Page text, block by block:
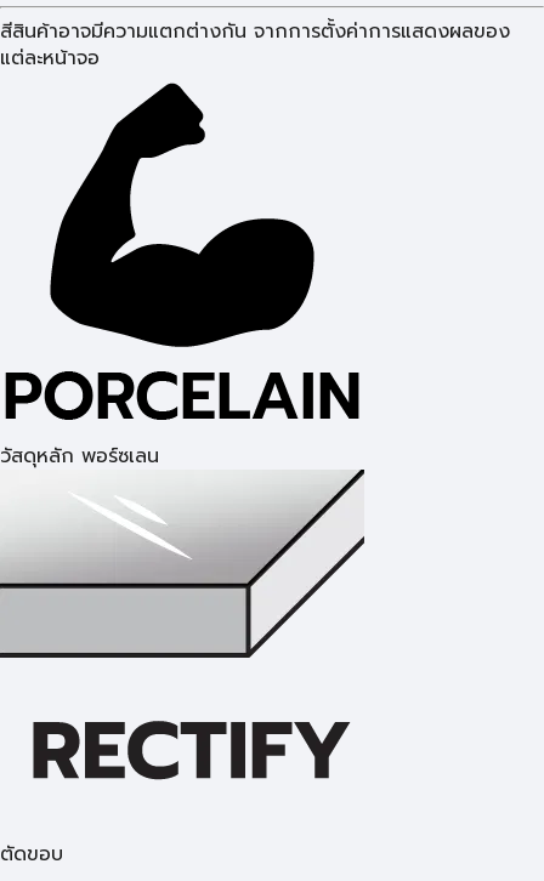
สีสินค้าอาจมีความแตกต่างกัน จากการตั้งค่าการแสดงผลของ
แต่ละหน้าจอ
วัสดุหลัก พอร์ซเลน
ตัดขอบ